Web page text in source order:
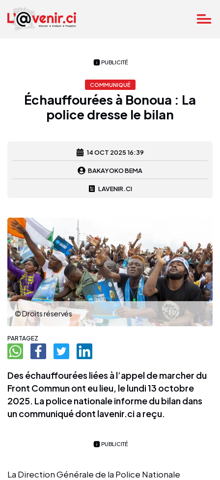
PUBLICITÉ
COMMUNIQUÉ
Échauffourées à Bonoua : La
police dresse le bilan
14 OCT 2025 16:39
BAKAYOKO BEMA
LAVENIR.CI
© Droits réservés
PARTAGEZ
Des échauffourées liées à l’appel de marcher du
Front Commun ont eu lieu, le lundi 13 octobre
2025. La police nationale informe du bilan dans
un communiqué dont lavenir.ci a reçu.
PUBLICITÉ
La Direction Générale de la Police Nationale